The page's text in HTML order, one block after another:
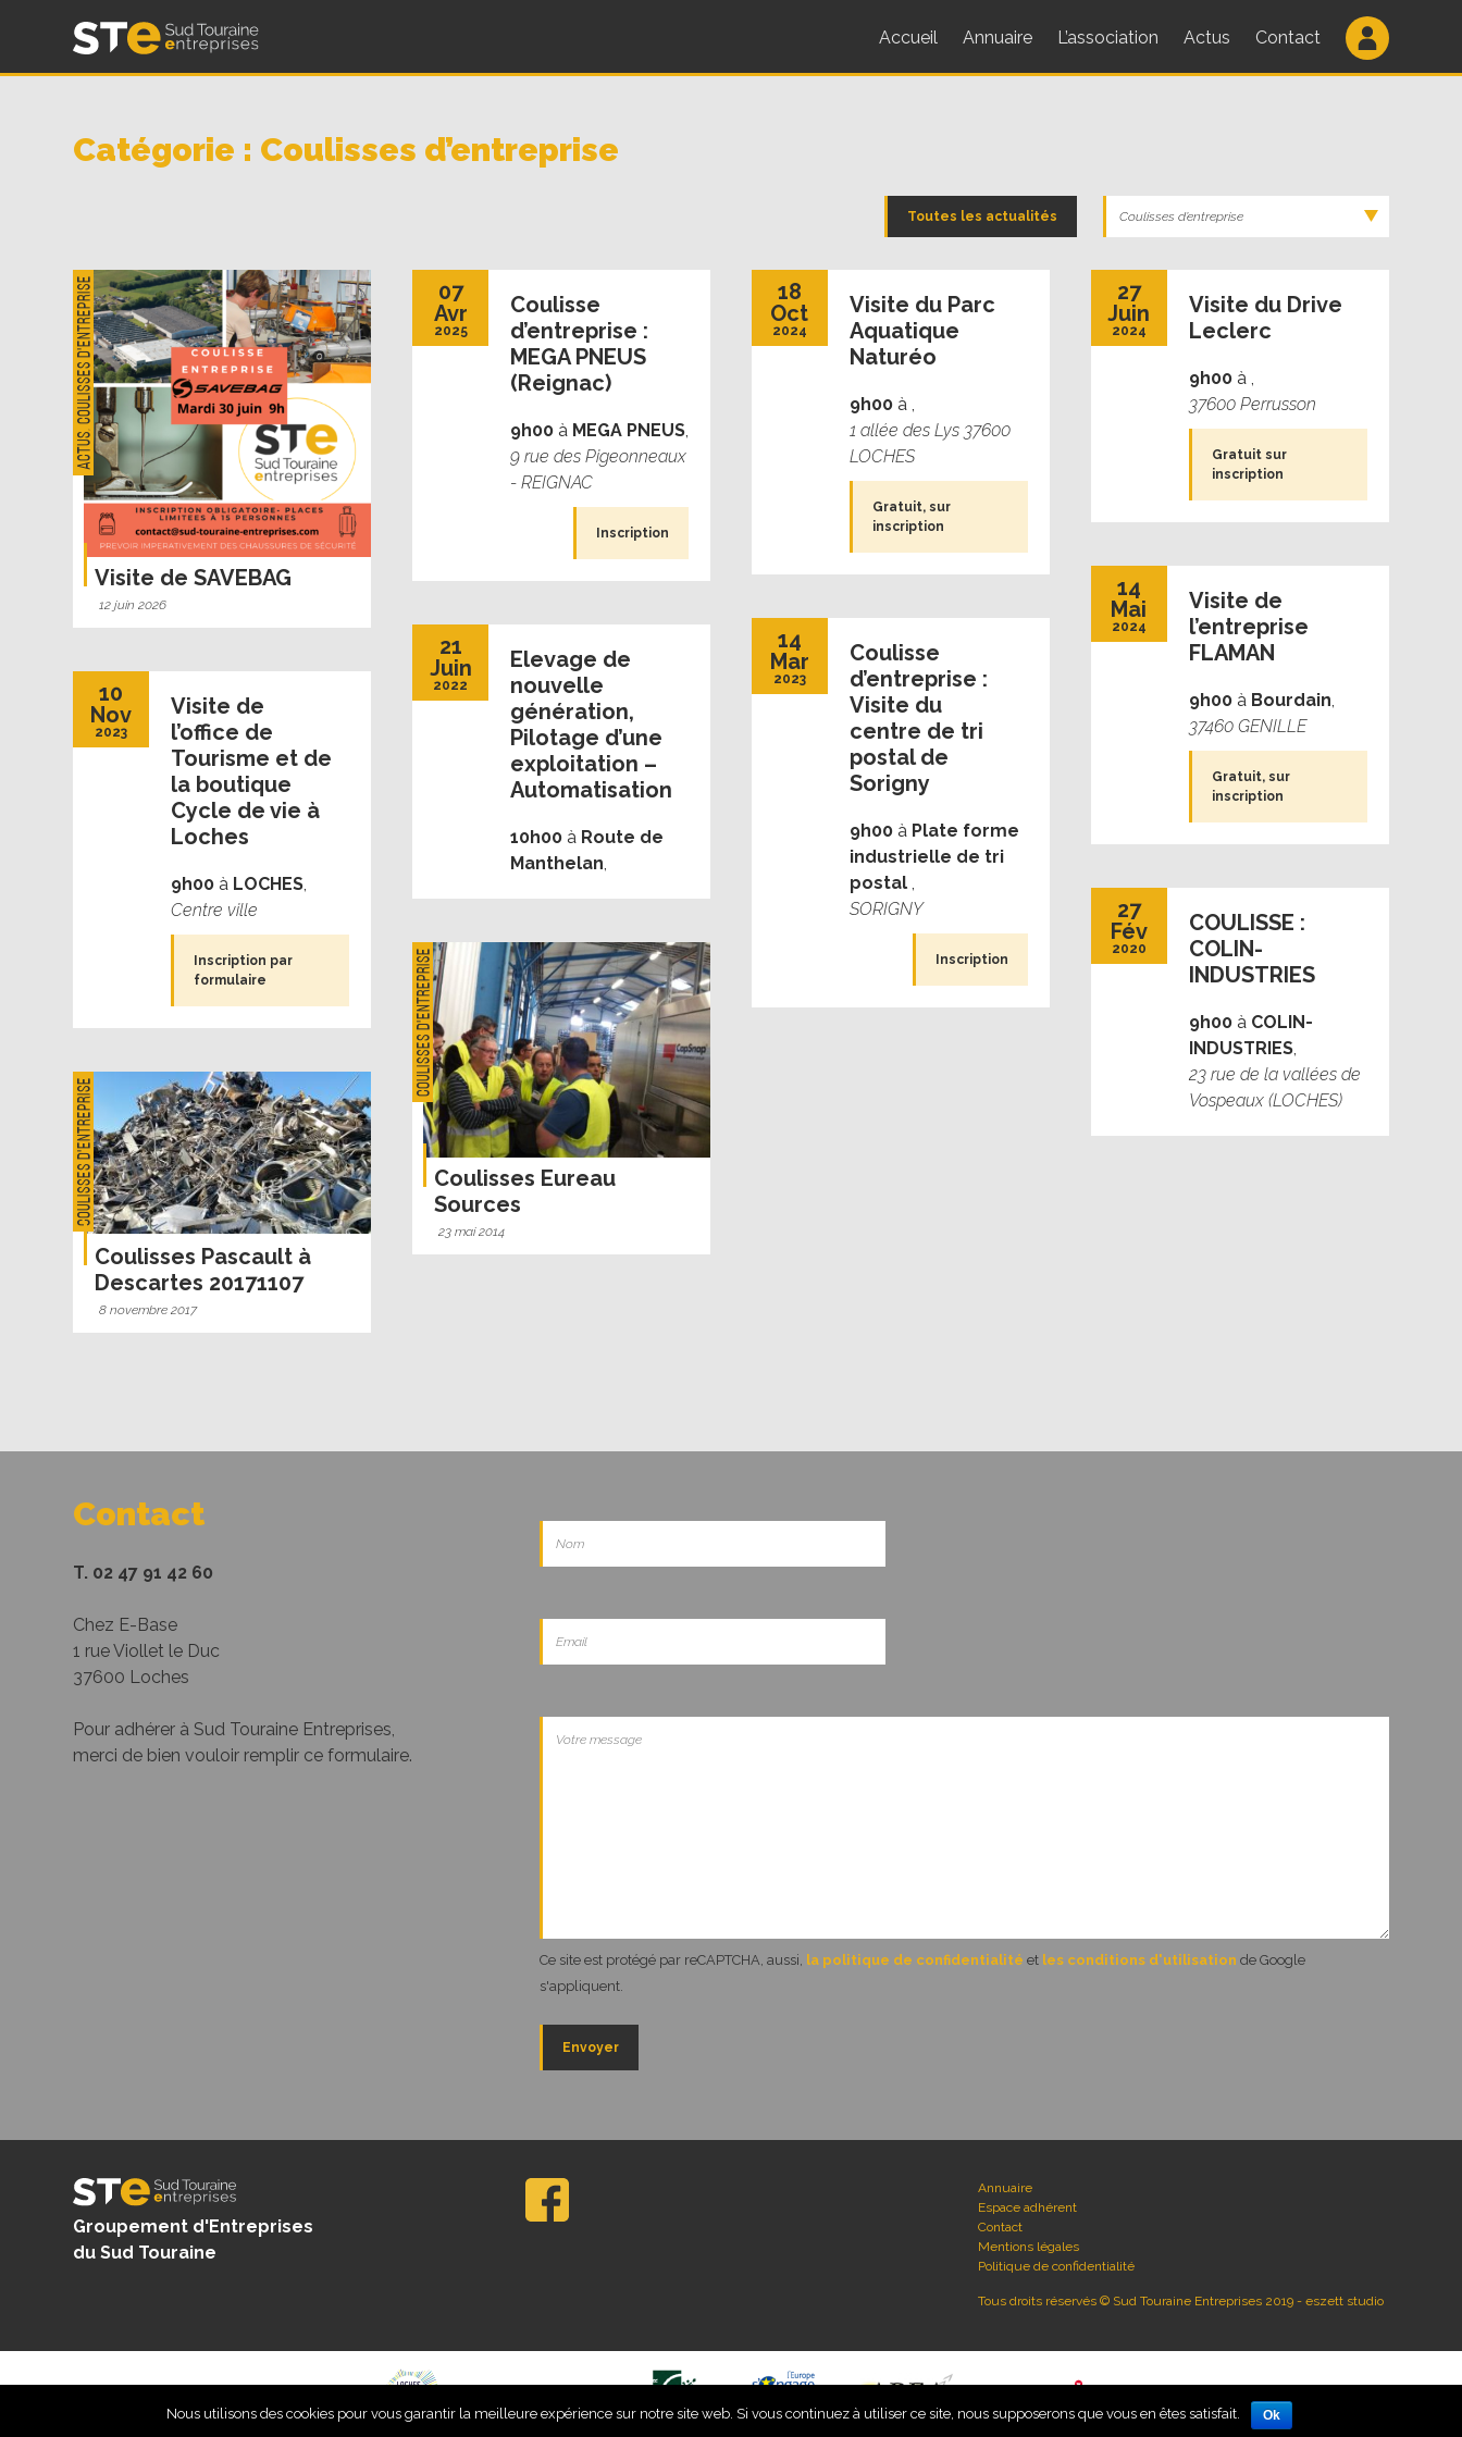
Accueil Annuaire L’association Actus Contact
Catégorie : Coulisses d’entreprise
Toutes les actualités
Actus
Coulisses d'entreprise
Visite de SAVEBAG
12 juin 2026
10
Nov
2023
Visite de
l’office de
Tourisme et de
la boutique
Cycle de vie à
Loches
9h00 à LOCHES,
Centre ville
Inscription par
formulaire
Coulisses d'entreprise
Coulisses Pascault à
Descartes 20171107
8 novembre 2017
07
Avr
2025
Coulisse
d’entreprise :
MEGA PNEUS
(Reignac)
9h00 à MEGA PNEUS,
9 rue des Pigeonneaux
- REIGNAC
Inscription
21
Juin
2022
Elevage de
nouvelle
génération,
Pilotage d’une
exploitation –
Automatisation
10h00 à Route de
Manthelan,
Coulisses d'entreprise
Coulisses Eureau
Sources
23 mai 2014
18
Oct
2024
Visite du Parc
Aquatique
Naturéo
9h00à ,
1 allée des Lys 37600
LOCHES
Gratuit, sur
inscription
14
Mar
2023
Coulisse
d’entreprise :
Visite du
centre de tri
postal de
Sorigny
9h00à Plate forme
industrielle de tri
postal ,
SORIGNY
Inscription
27
Juin
2024
Visite du Drive
Leclerc
9h00à ,
37600 Perrusson
Gratuit sur
inscription
14
Mai
2024
Visite de
l’entreprise
FLAMAN
9h00à Bourdain,
37460 GENILLE
Gratuit, sur
inscription
27
Fév
2020
COULISSE :
COLIN-
INDUSTRIES
9h00à COLIN-
INDUSTRIES,
23 rue de la vallées de
Vospeaux (LOCHES)
Contact
T. 02 47 91 42 60
Chez E-Base
1 rue Viollet le Duc
37600 Loches
Pour adhérer à Sud Touraine Entreprises,
merci de bien vouloir remplir ce formulaire.
Ce site est protégé par reCAPTCHA, aussi, la politique de confidentialité et les conditions d'utilisation de Google
s'appliquent.
Groupement d'Entreprises
du Sud Touraine
Annuaire
Espace adhérent
Contact
Mentions légales
Politique de confidentialité
Tous droits réservés © Sud Touraine Entreprises 2019 - eszett studio
Nous utilisons des cookies pour vous garantir la meilleure expérience sur notre site web. Si vous continuez à utiliser ce site, nous supposerons que vous en êtes satisfait. Ok